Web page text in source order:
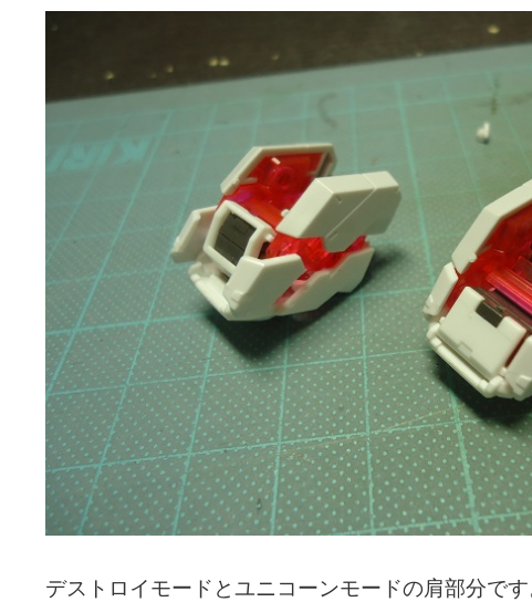
デストロイモードとユニコーンモードの肩部分で